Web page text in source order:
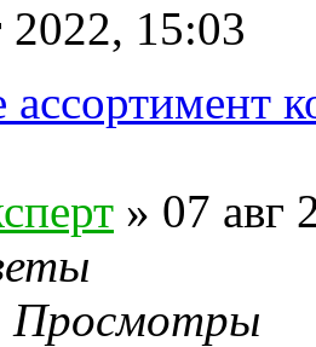
2022, 15:03
» 07 авг
Просмотры